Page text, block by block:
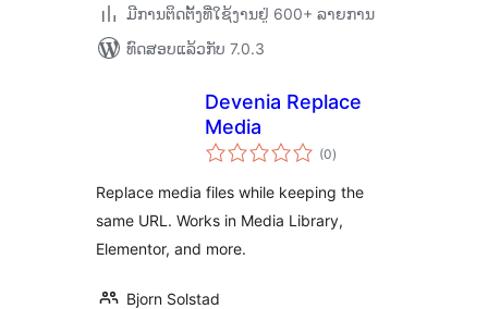
ມີການຕິດຕັ້ງທີ່ໃຊ້ງານຢູ່ 600+ ລາຍການ
ທົດສອບແລ້ວກັບ 7.0.3
Devenia Replace
Media
(0ຄະແນນ
ທັງໝົດ
)
Replace media files while keeping the
same URL. Works in Media Library,
Elementor, and more.
Bjorn Solstad